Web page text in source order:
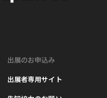
出展のお申込み
出展者専用サイト